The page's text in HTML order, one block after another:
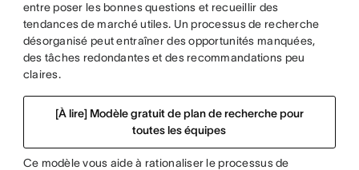
entre poser les bonnes questions et recueillir des
tendances de marché utiles. Un processus de recherche
désorganisé peut entraîner des opportunités manquées,
des tâches redondantes et des recommandations peu
claires.
[À lire] Modèle gratuit de plan de recherche pour
toutes les équipes
Ce modèle vous aide à rationaliser le processus de